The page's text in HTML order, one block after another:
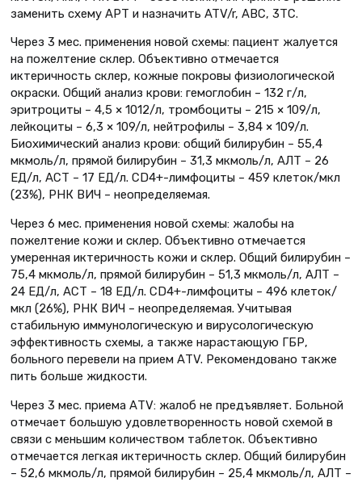
заменить схему АРТ и назначить ATV/r, ABC, 3TC.
Через 3 мес. применения новой схемы: пациент жалуется
на пожелтение склер. Объективно отмечается
иктеричность склер, кожные покровы физиологической
окраски. Общий анализ крови: гемоглобин – 132 г/л,
эритроциты – 4,5 × 1012/л, тромбоциты – 215 × 109/л,
лейкоциты – 6,3 × 109/л, нейтрофилы – 3,84 × 109/л.
Биохимический анализ крови: общий билирубин – 55,4
мкмоль/л, прямой билирубин – 31,3 мкмоль/л, АЛТ – 26
ЕД/л, АСТ – 17 ЕД/л. CD4+-лимфоциты – 459 клеток/мкл
(23%), РНК ВИЧ – неопределяемая.
Через 6 мес. применения новой схемы: жалобы на
пожелтение кожи и склер. Объективно отмечается
умеренная иктеричность кожи и склер. Общий билирубин –
75,4 мкмоль/л, прямой билирубин – 51,3 мкмоль/л, АЛТ –
24 ЕД/л, АСТ – 18 ЕД/л. CD4+-лимфоциты – 496 клеток/
мкл (26%), РНК ВИЧ – неопределяемая. Учитывая
стабильную иммунологическую и вирусологическую
эффективность схемы, а также нарастающую ГБР,
больного перевели на прием АTV. Рекомендовано также
пить больше жидкости.
Через 3 мес. приема АTV: жалоб не предъявляет. Больной
отмечает большую удовлетворенность новой схемой в
связи с меньшим количеством таблеток. Объективно
отмечается легкая иктеричность склер. Общий билирубин
– 52,6 мкмоль/л, прямой билирубин – 25,4 мкмоль/л, АЛТ –